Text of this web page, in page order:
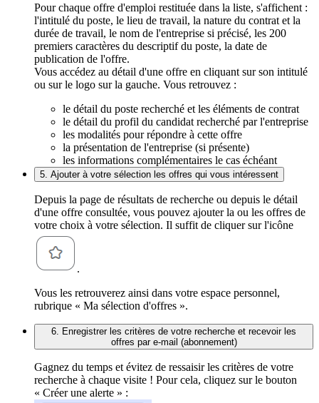
Pour chaque offre d'emploi restituée dans la liste, s'affichent :
l'intitulé du poste, le lieu de travail, la nature du contrat et la
durée de travail, le nom de l'entreprise si précisé, les 200
premiers caractères du descriptif du poste, la date de
publication de l'offre.
Vous accédez au détail d'une offre en cliquant sur son intitulé
ou sur le logo sur la gauche. Vous retrouvez :
le détail du poste recherché et les éléments de contrat
le détail du profil du candidat recherché par l'entreprise
les modalités pour répondre à cette offre
la présentation de l'entreprise (si présente)
les informations complémentaires le cas échéant
5. Ajouter à votre sélection les offres qui vous intéressent
Depuis la page de résultats de recherche ou depuis le détail
d'une offre consultée, vous pouvez ajouter la ou les offres de
votre choix à votre sélection. Il suffit de cliquer sur l'icône
.
Vous les retrouverez ainsi dans votre espace personnel,
rubrique « Ma sélection d'offres ».
6. Enregistrer les critères de votre recherche et recevoir les
offres par e-mail (abonnement)
Gagnez du temps et évitez de ressaisir les critères de votre
recherche à chaque visite ! Pour cela, cliquez sur le bouton
« Créer une alerte » :